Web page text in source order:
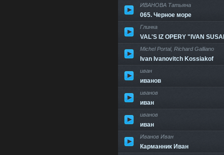
ИВАНОВА Татьяна
065. Черное море
Глинка
VAL'S IZ OPERY "IVAN
Michel Portal, Richard Galliano
Ivan Ivanovitch Kossiakof
иван
иванов
иванов
иван
иванов
иван
Иванов Иван
Карманник Иван